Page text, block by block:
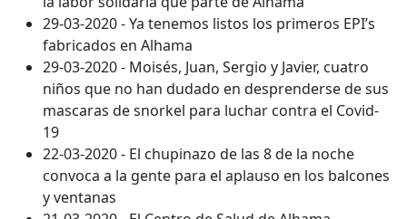
29-03-2020 - Ya tenemos listos los primeros EPI’s
fabricados en Alhama
29-03-2020 - Moisés, Juan, Sergio y Javier, cuatro
niños que no han dudado en desprenderse de sus
mascaras de snorkel para luchar contra el Covid-
19
22-03-2020 - El chupinazo de las 8 de la noche
convoca a la gente para el aplauso en los balcones
y ventanas